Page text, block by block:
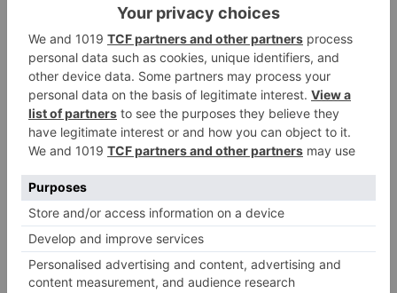
Un libro rescata la historia y
memoria del pueblo burgalés de
Huérmeces
4
CCOO Burgos tramita más de 200
expedientes de regularización
de inmigrantes
5
El PSOE denuncia que las
piscinas municipales de Burgos
desinfección obligatoria contra
plagas